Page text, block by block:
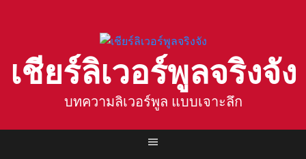
เชียร์ลิเวอร์พูลจริงจัง
บทความลิเวอร์พูล แบบเจาะลึก